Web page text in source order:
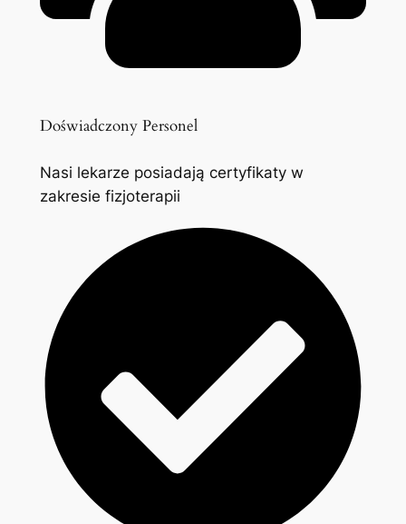
Doświadczony Personel
Nasi lekarze posiadają certyfikaty w
zakresie fizjoterapii